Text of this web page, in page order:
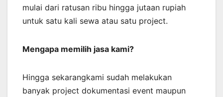
mulai dari ratusan ribu hingga jutaan rupiah
untuk satu kali sewa atau satu project.
Mengapa memilih jasa kami?
Hingga sekarangkami sudah melakukan
banyak project dokumentasi event maupun